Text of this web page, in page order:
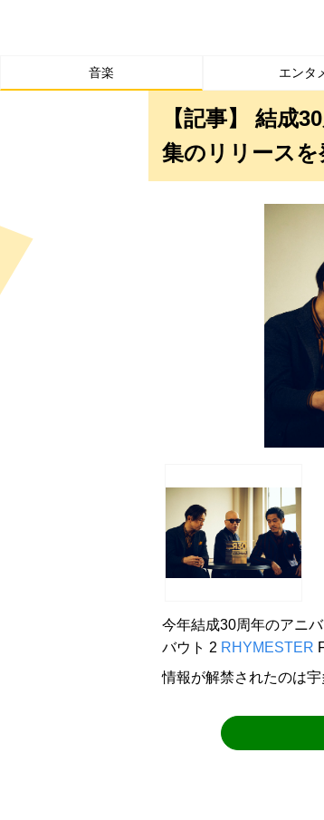
音楽 エンタ
【記事】 結成
集のリリースを
今年結成30周年のアニ
バウト 2 RHYMESTER
情報が解禁されたのは